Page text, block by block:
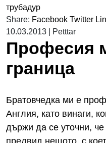
трубадур
Share: Facebook Twitter
10.03.2013
Petttar
Професия
граница
Братовчедка ми е
Англия, като винаги,
държи да се уточни,
предвид нещото, с